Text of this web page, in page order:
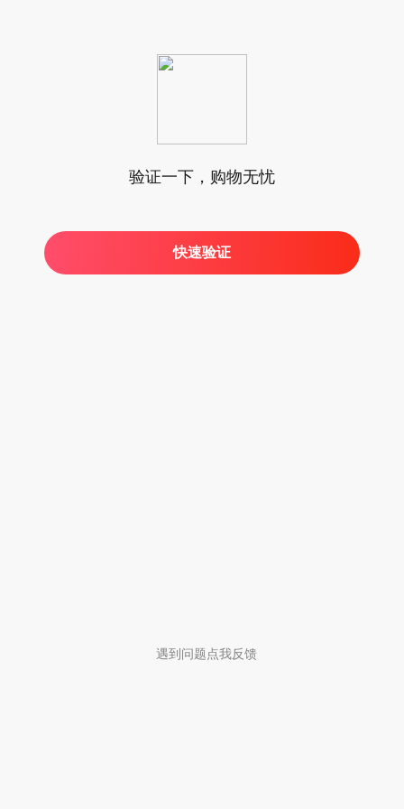
验证一下，购物无忧
快速验证
遇到问题点我反馈